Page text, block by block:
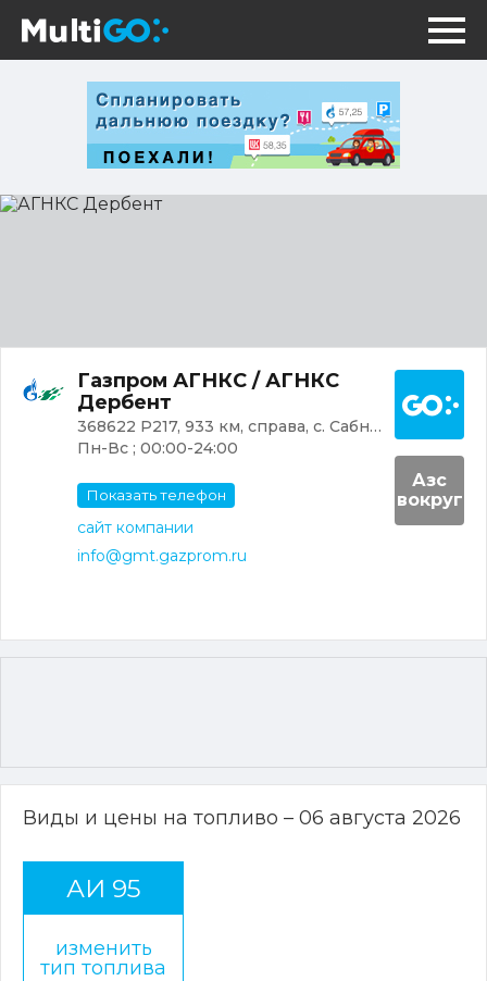
АГНКС
Газпром АГНКС / АГНКС
Дербент
368622 Р217, 933 км, справа, с. Сабнова
Пн-Вс ; 00:00-24:00
Показать телефон
сайт компании
info@gmt.gazprom.ru
Азс
вокруг
Виды и цены на топливо – 06 августа 2026
АИ 95
изменить
тип топлива